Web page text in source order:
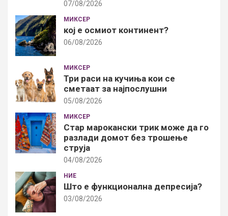
07/08/2026
МИКСЕР
кој е осмиот континент?
06/08/2026
МИКСЕР
Три раси на кучиња кои се
сметаат за најпослушни
05/08/2026
МИКСЕР
Стар марокански трик може да го
разлади домот без трошење
струја
04/08/2026
НИЕ
Што е функционална депресија?
03/08/2026